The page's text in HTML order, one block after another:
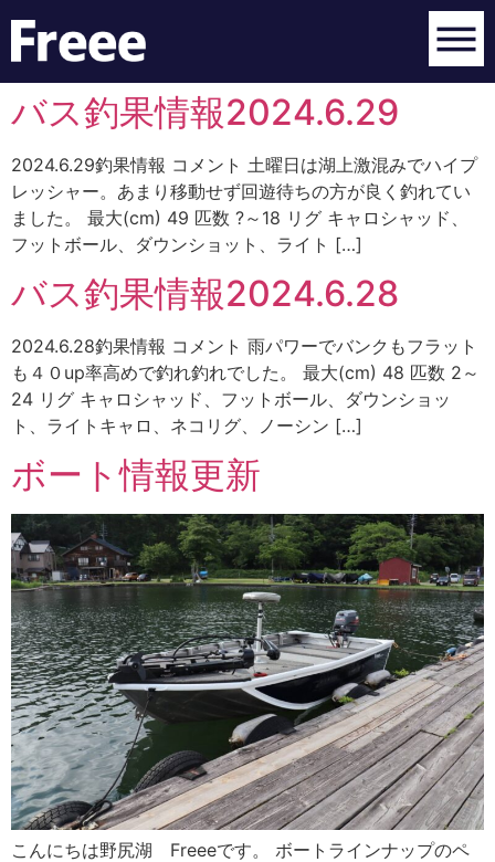
バス釣果情報2024.6.29
2024.6.29釣果情報 コメント 土曜日は湖上激混みでハイプ
レッシャー。あまり移動せず回遊待ちの方が良く釣れてい
ました。 最大(cm) 49 匹数 ?～18 リグ キャロシャッド、
フットボール、ダウンショット、ライト […]
バス釣果情報2024.6.28
2024.6.28釣果情報 コメント 雨パワーでバンクもフラット
も４０up率高めで釣れ釣れでした。 最大(cm) 48 匹数 2～
24 リグ キャロシャッド、フットボール、ダウンショッ
ト、ライトキャロ、ネコリグ、ノーシン […]
ボート情報更新
こんにちは野尻湖 Freeeです。 ボートラインナップのペ